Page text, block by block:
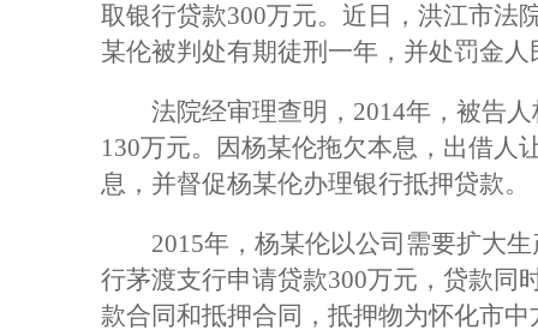
取银行贷款300万元。近日，洪江市法
某伦被判处有期徒刑一年，并处罚金人
法院经审理查明，2014年，被告人
130万元。因杨某伦拖欠本息，出借人
息，并督促杨某伦办理银行抵押贷款。
2015年，杨某伦以公司需要扩大生
行茅渡支行申请贷款300万元，贷款同
款合同和抵押合同，抵押物为怀化市